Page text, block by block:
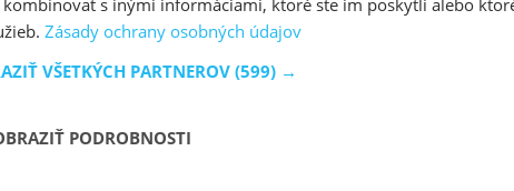
jedlá zo slovenskej kuchyne, ktoré sa vždy podaria.
Zásady ochrany osobných údajov
VŠETKÝCH PARTNEROV (599) →
PODROBNOSTI